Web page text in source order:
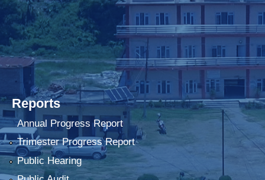
Reports
Annual Progress Report
Trimester Progress Report
Public Hearing